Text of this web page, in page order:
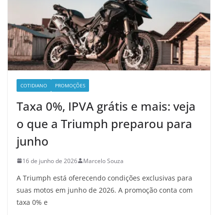
COTIDIANO PROMOÇÕES
Taxa 0%, IPVA grátis e mais: veja
o que a Triumph preparou para
junho
16 de junho de 2026 Marcelo Souza
A Triumph está oferecendo condições exclusivas para
suas motos em junho de 2026. A promoção conta com
taxa 0% e